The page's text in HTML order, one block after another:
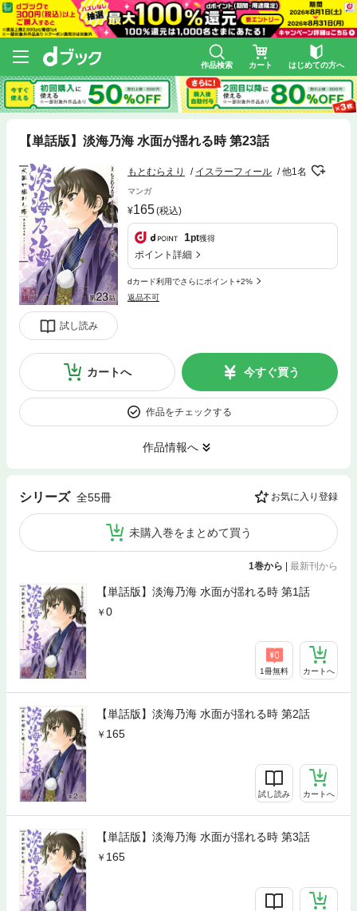
作品検索 カート はじめての方へ
【単話版】淡海乃海 水面が揺れる時 第23話
試し読み
もとむらえり イスラーフィール 他1名
マンガ
165(税込)
1pt獲得
ポイント詳細
dカード利用でさらにポイント+2%
返品不可
カートへ 今すぐ買う
作品をチェックする
作品情報へ
シリーズ 全55冊 お気に入り登録
未購入巻をまとめて買う
1巻から | 最新刊から
【単話版】淡海乃海 水面が揺れる時 第1話
0
1冊無料 カートへ
【単話版】淡海乃海 水面が揺れる時 第2話
165
試し読み カートへ
【単話版】淡海乃海 水面が揺れる時 第3話
165